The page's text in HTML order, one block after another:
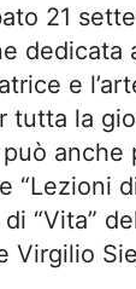
21
e
tutta la
anche
“Lezioni
“Vita”
Virgilio